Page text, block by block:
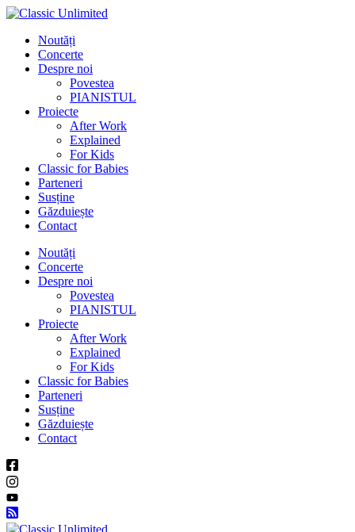
Noutăți
Concerte
Despre noi
Povestea
PIANISTUL
Proiecte
After Work
Explained
For Kids
Classic for Babies
Parteneri
Susține
Găzduiește
Contact
Noutăți
Concerte
Despre noi
Povestea
PIANISTUL
Proiecte
After Work
Explained
For Kids
Classic for Babies
Parteneri
Susține
Găzduiește
Contact